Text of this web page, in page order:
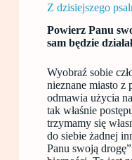
Z dzisiejszego
Powierz Panu
sam będzie
Wyobraź sobie
nieznane miasto z
odmawia użycia
tak właśnie
trzymamy się
do siebie żadnej
Panu swoją